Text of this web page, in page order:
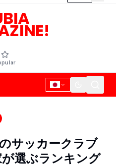
サッカークラブ
選ぶランキング